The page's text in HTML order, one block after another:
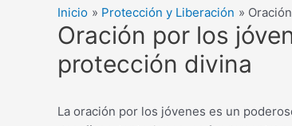
Inicio Protección y Liberación
Oración por los
protección divina
La oración por los jóvenes es un